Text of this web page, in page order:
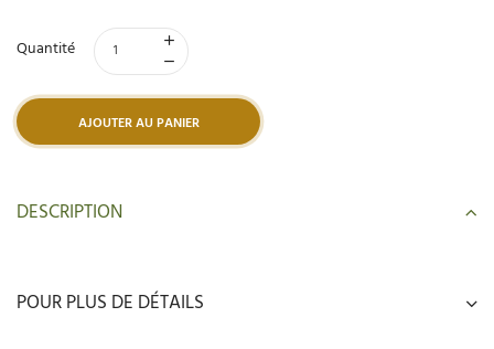
Quantité
AJOUTER AU PANIER
DESCRIPTION
POUR PLUS DE DÉTAILS